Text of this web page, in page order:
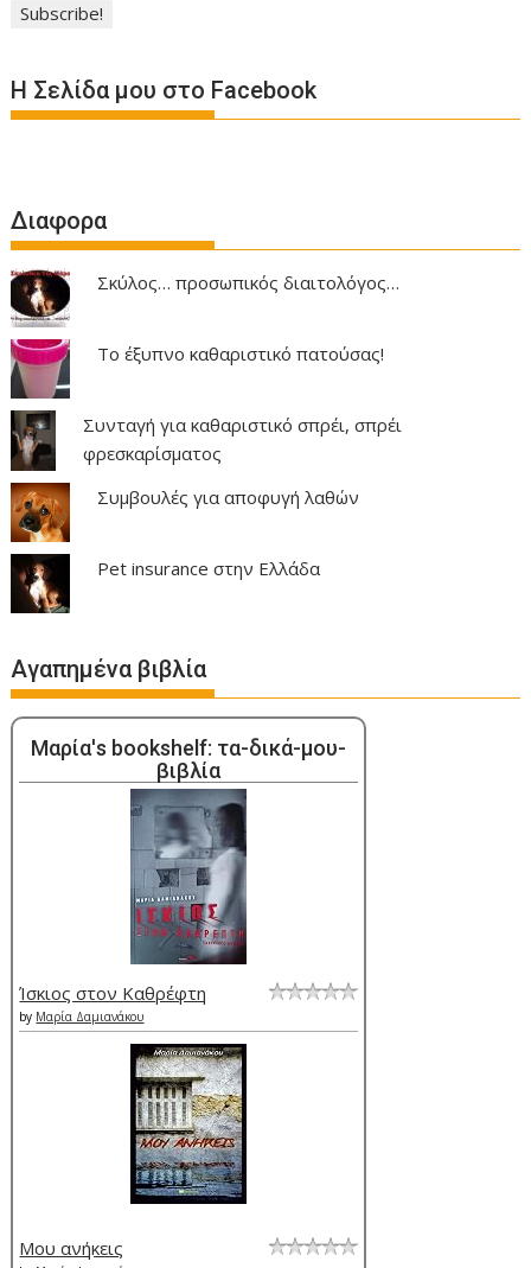
Η Σελίδα μου στο Facebook
Διαφορα
Σκύλος… προσωπικός διαιτολόγος…
Το έξυπνο καθαριστικό πατούσας!
Συνταγή για καθαριστικό σπρέι, σπρέι
φρεσκαρίσματος
Συμβουλές για αποφυγή λαθών
Pet insurance στην Ελλάδα
Αγαπημένα βιβλία
Μαρία's bookshelf: τα-δικά-μου-
βιβλία
Ίσκιος στον Καθρέφτη
by Μαρία Δαμιανάκου
Μου ανήκεις